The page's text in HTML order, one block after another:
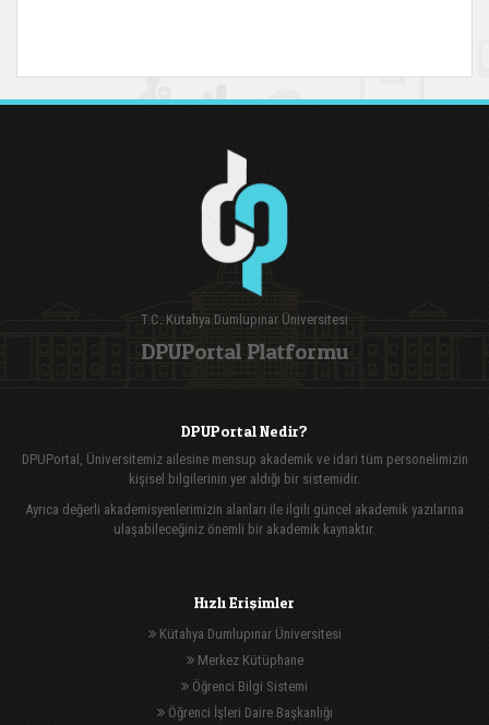
T.C. Kütahya Dumlupınar Üniversitesi
DPUPortal Platformu
DPUPortal Nedir?
DPUPortal, Üniversitemiz ailesine mensup akademik ve idari tüm personelimizin
kişisel bilgilerinin yer aldığı bir sistemidir.
Ayrıca değerli akademisyenlerimizin alanları ile ilgili güncel akademik yazılarına
ulaşabileceğiniz önemli bir akademik kaynaktır.
Hızlı Erişimler
Kütahya Dumlupınar Üniversitesi
Merkez Kütüphane
Öğrenci Bilgi Sistemi
Öğrenci İşleri Daire Başkanlığı